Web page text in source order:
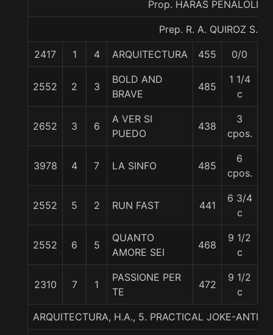
Prop. HARAS PEÑALOLEN
Prep. R. A. QUIROZ S.
2417 1 4 ARQUITECTURA 455 0/0
2552 2 3
BOLD AND
BRAVE
485
1 1/4
c
2652 3 6
A VER SI
PUEDO
438
3
cpos.
3978 4 7 LA SINFO 485
6
cpos.
2552 5 2 RUN FAST 441
6 3/4
c
2552 6 5
QUANTO
AMORE SEI
468
9 1/2
c
2310 7 1
PASSIONE PER
TE
472
9 1/2
c
ARQUITECTURA, H.A., 5. PRACTICAL JOKE-